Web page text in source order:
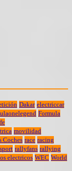
Dakar electriccar
Formula
movilidad
Coches race racing
rallyfans rallying
electricos WEC World